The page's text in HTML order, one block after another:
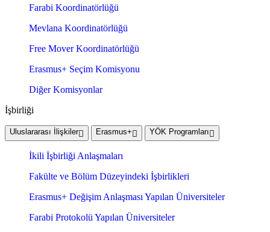
Farabi Koordinatörlüğü
Mevlana Koordinatörlüğü
Free Mover Koordinatörlüğü
Erasmus+ Seçim Komisyonu
Diğer Komisyonlar
İşbirliği
Uluslararası İlişkiler Erasmus+ YÖK Programları
İkili İşbirliği Anlaşmaları
Fakülte ve Bölüm Düzeyindeki İşbirlikleri
Erasmus+ Değişim Anlaşması Yapılan Üniversiteler
Farabi Protokolü Yapılan Üniversiteler